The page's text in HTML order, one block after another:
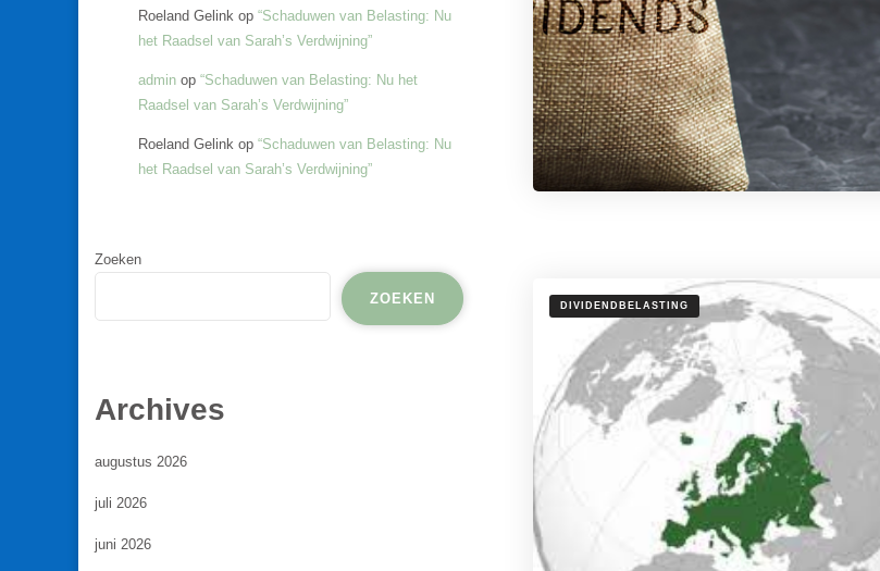
DIVIDENDBELASTING
Roeland Gelink op “Schaduwen van Belasting: Nu
het Raadsel van Sarah’s Verdwijning”
admin op “Schaduwen van Belasting: Nu het
Raadsel van Sarah’s Verdwijning”
Roeland Gelink op “Schaduwen van Belasting: Nu
het Raadsel van Sarah’s Verdwijning”
Zoeken
ZOEKEN
Archives
augustus 2026
juli 2026
juni 2026